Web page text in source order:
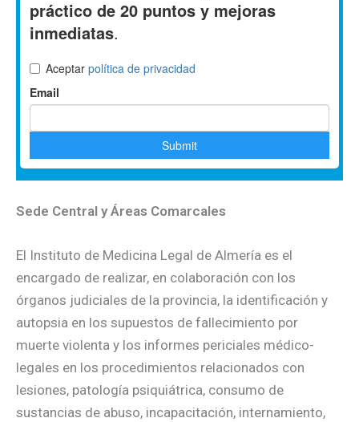
Sede Central y Áreas Comarcales
El Instituto de Medicina Legal de Almería es el
encargado de realizar, en colaboración con los
órganos judiciales de la provincia, la identificación y
autopsia en los supuestos de fallecimiento por
muerte violenta y los informes periciales médico-
legales en los procedimientos relacionados con
lesiones, patología psiquiátrica, consumo de
sustancias de abuso, incapacitación, internamiento,